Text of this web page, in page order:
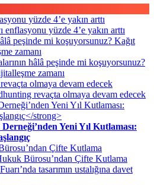
enflasyonu yüzde 4’e yakın arttı
hâlâ peşinde mi koşuyorsunuz?
zamanı
revaçta olmaya devam edecek
Yeni Yıl Kutlaması:
Bürosu’ndan Çifte Kutlama